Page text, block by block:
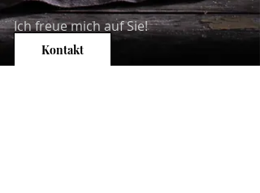
Ich freue mich auf Sie!
Kontakt